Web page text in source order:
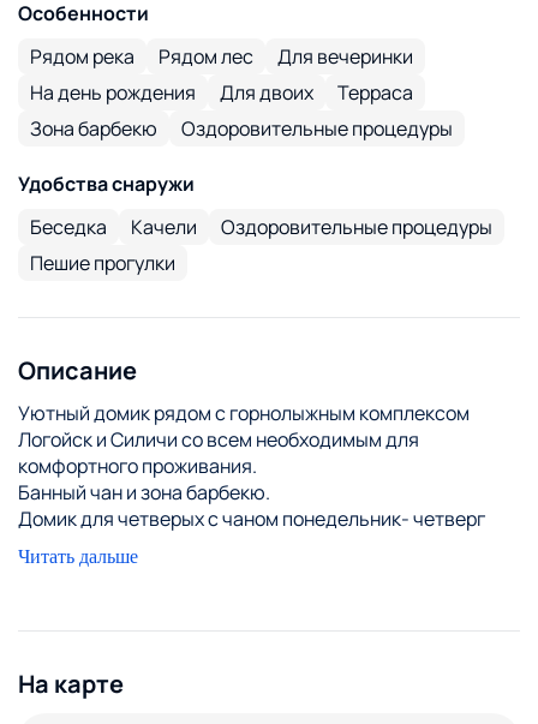
Особенности
Рядом река
Рядом лес
Для вечеринки
На день рождения
Для двоих
Терраса
Зона барбекю
Оздоровительные процедуры
Удобства снаружи
Беседка
Качели
Оздоровительные процедуры
Пешие прогулки
Описание
Уютный домик рядом с горнолыжным комплексом
Логойск и Силичи со всем необходимым для
комфортного проживания.
Банный чан и зона барбекю.
Домик для четверых с чаном понедельник- четверг
300 рублей, пятница- воскресенье 350 рублей.
Читать дальше
На карте